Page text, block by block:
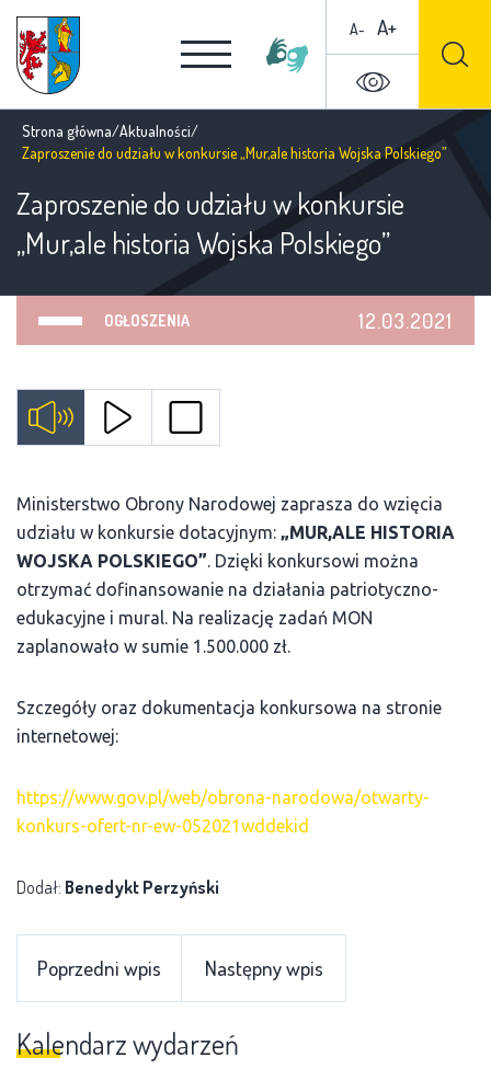
A- A+
Strona główna/Aktualności/
Zaproszenie do udziału w konkursie „Mur,ale historia Wojska Polskiego”
Zaproszenie do udziału w konkursie
„Mur,ale historia Wojska Polskiego”
OGŁOSZENIA 12.03.2021
Ministerstwo Obrony Narodowej zaprasza do wzięcia
udziału w konkursie dotacyjnym: „MUR,ALE HISTORIA
WOJSKA POLSKIEGO”. Dzięki konkursowi można
otrzymać dofinansowanie na działania patriotyczno-
edukacyjne i mural. Na realizację zadań MON
zaplanowało w sumie 1.500.000 zł.
Szczegóły oraz dokumentacja konkursowa na stronie
internetowej:
https://www.gov.pl/web/obrona-narodowa/otwarty-
konkurs-ofert-nr-ew-052021wddekid
Dodał: Benedykt Perzyński
Poprzedni wpis Następny wpis
Kalendarz wydarzeń